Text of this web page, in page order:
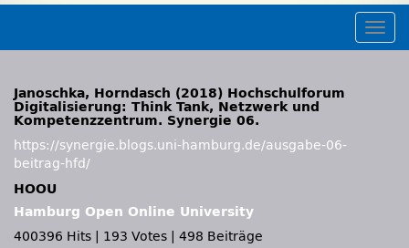
Janoschka, Horndasch (2018) Hochschulforum
Digitalisierung: Think Tank, Netzwerk und
Kompetenzzentrum. Synergie 06.
https://synergie.blogs.uni-hamburg.de/ausgabe-06-
beitrag-hfd/
HOOU
Hamburg Open Online University
400396 Hits
193 Votes
498 Beiträge